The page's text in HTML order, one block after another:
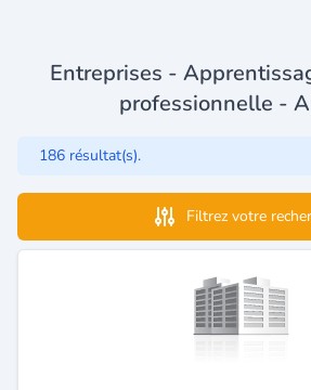
Entreprises -
professionnelle -
186 résultat(s).
Filtrez votre